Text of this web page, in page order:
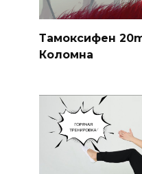
Тамоксифен
Коломна